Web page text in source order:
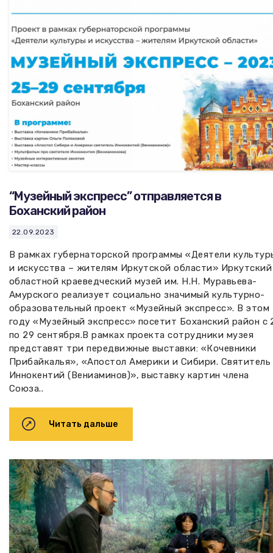
Вакансии музея
Независимая оценка
Проекты и программы
Научные издания
Фонды и коллекции
Дирекция
Ледокол Ангара
Музей В.Г. Распутина
КПЦ им. свт. Иннокентия (Вениаминова)
Научно-фондовый отдел
Мемориальный дом А.М. Тюрюмина
Передвижные выставки
Профессиональные мероприятия
“Музейный экспресс” отправляется в
Боханский район
22.09.2023
В рамках губернаторской программы «Деятели
и искусства – жителям Иркутской области» Иркутский
областной краеведческий музей им. Н.Н. Муравьева-
Амурского реализует социально значимый культурно-
образовательный проект «Музейный экспресс». В этом
году «Музейный экспресс» посетит Боханский район с
по 29 сентября.В рамках проекта сотрудники музея
представят три передвижные выставки: «Кочевники
Прибайкалья», «Апостол Америки и Сибири. Святитель
Иннокентий (Вениаминов)», выставку картин члена
Союза..
Читать дальше